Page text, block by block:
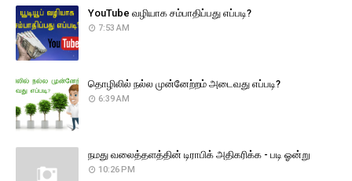
YouTube வழியாக சம்பாதிப்பது எப்படி?
7:53 AM
தொழிலில் நல்ல முன்னேற்றம் அடைவது எப்படி?
6:39 AM
நமது வலைத்தளத்தின் டிராபிக் அதிகரிக்க - படி ஓன்று
10:26 PM